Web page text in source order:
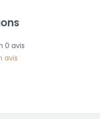
0 avis
avis